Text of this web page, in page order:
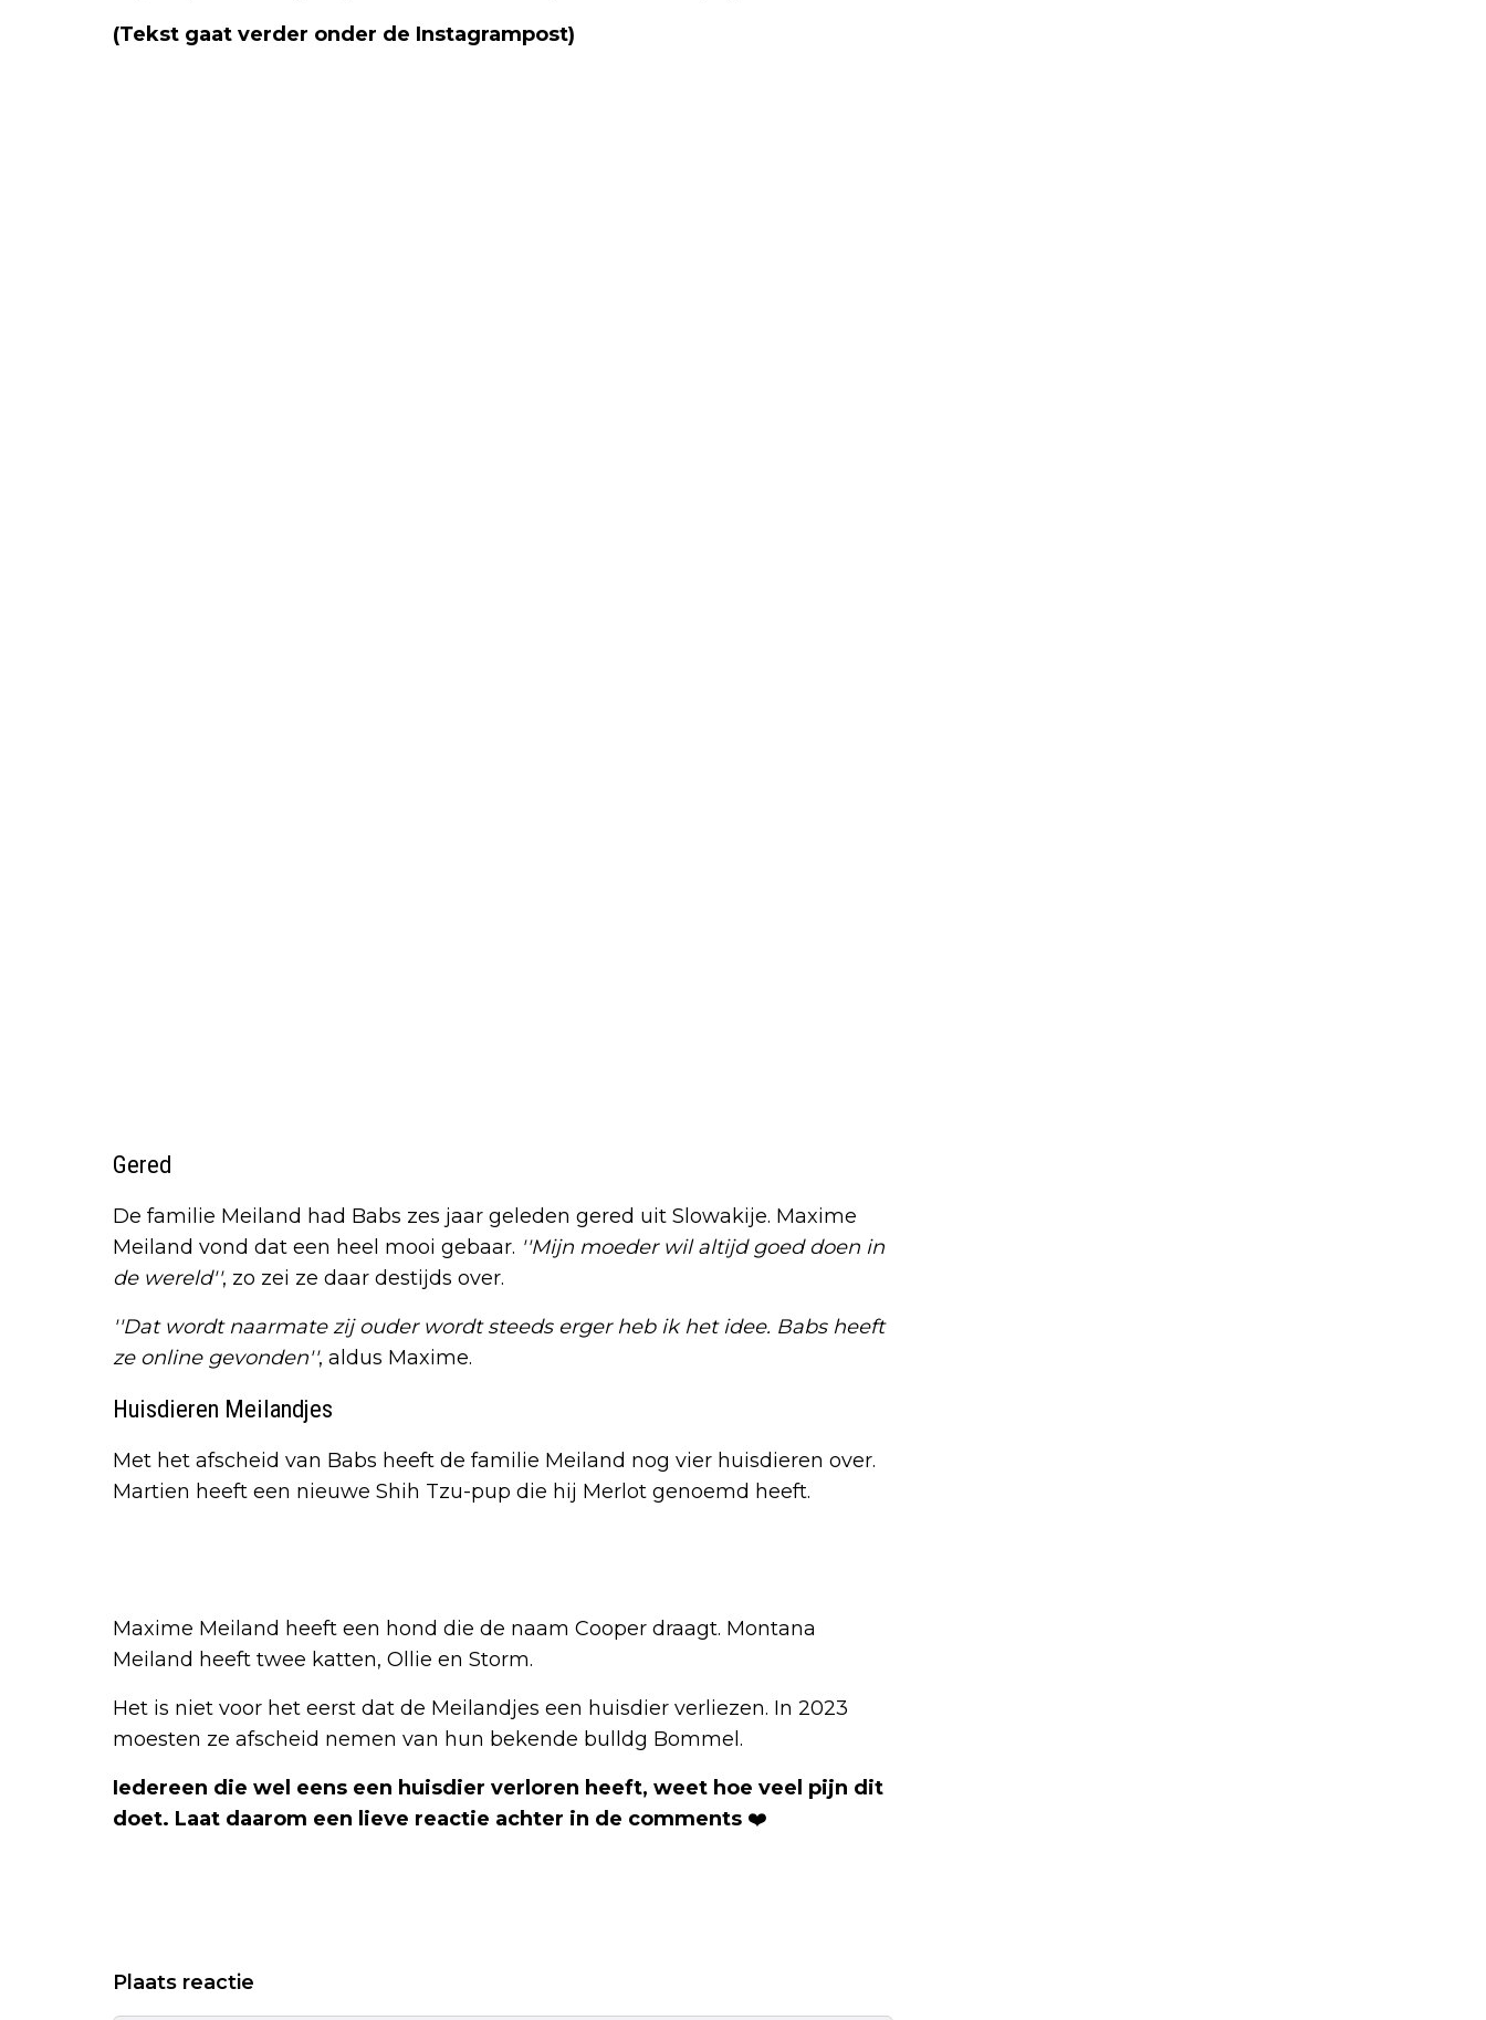
(Tekst gaat verder onder de Instagrampost)
Gered
De familie Meiland had Babs zes jaar geleden gered uit Slowakije. Maxime
Meiland vond dat een heel mooi gebaar. ''Mijn moeder wil altijd goed doen in
de wereld'', zo zei ze daar destijds over.
''Dat wordt naarmate zij ouder wordt steeds erger heb ik het idee. Babs heeft
ze online gevonden'', aldus Maxime.
Huisdieren Meilandjes
Met het afscheid van Babs heeft de familie Meiland nog vier huisdieren over.
Martien heeft een nieuwe Shih Tzu-pup die hij Merlot genoemd heeft.
Maxime Meiland heeft een hond die de naam Cooper draagt. Montana
Meiland heeft twee katten, Ollie en Storm.
Het is niet voor het eerst dat de Meilandjes een huisdier verliezen. In 2023
moesten ze afscheid nemen van hun bekende bulldg Bommel.
Iedereen die wel eens een huisdier verloren heeft, weet hoe veel pijn dit
doet. Laat daarom een lieve reactie achter in de comments ❤️
Plaats reactie